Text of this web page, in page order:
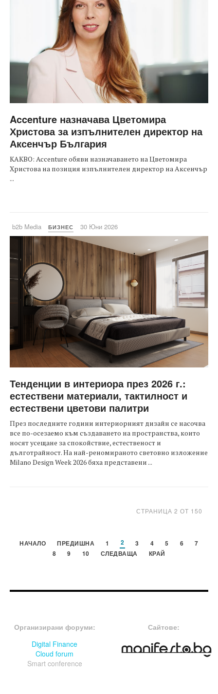
Accenture назначава Цветомира
Христова за изпълнителен директор на
Аксенчър България
КАКВО: Accenture обяви назначаването на Цветомира
Христова на позиция изпълнителен директор на Аксенчър
...
b2b Media БИЗНЕС 30 Юни 2026
Тенденции в интериора през 2026 г.:
естествени материали, тактилност и
естествени цветови палитри
През последните години интериорният дизайн се насочва
все по-осезаемо към създаването на пространства, които
носят усещане за спокойствие, естественост и
дълготрайност. На най-реномираното световно изложение
Milano Design Week 2026 бяха представени ...
СТРАНИЦА 2 ОТ 150
НАЧАЛО ПРЕДИШНА 1 2 3 4 5 6
7
8
9 10 СЛЕДВАЩА КРАЙ
Организирани форуми:
Digital Finance
Cloud forum
Smart conference
Сайтове: